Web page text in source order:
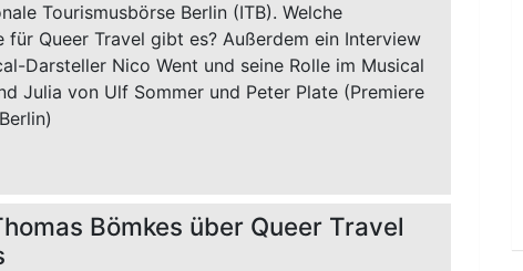
Tourismusbörse Berlin (ITB). Welche
für Queer Travel gibt es? Außerdem ein Interview
Darsteller Nico Went und seine Rolle im Musical
Julia von Ulf Sommer und Peter Plate (Premiere
Bömkes über Queer Travel